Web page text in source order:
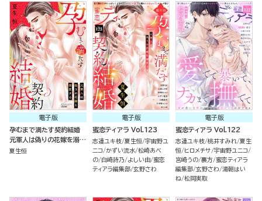
電子版
孕むまで満たす契約結婚
元軍人は偽りの花嫁を溺愛
する
夏生恒
電子版
蜜恋ティアラ Vol.123
志連ユキ枝 夏生恒 宇宙野ユ
ニコ
かずい流水 松崎あべ
の 白崎詩乃 よしい由 蜜恋
ティアラ編集部 玄野さわ
電子版
蜜恋ティアラ Vol.122
志連ユキ枝 桃井すみれ 夏生
恒
ヒロメチサ 宇宙野ユニコ
宮崎うの 裏方 蜜恋ティアラ
編集部 玄野さわ 湯朝はい
ね 松岡実取